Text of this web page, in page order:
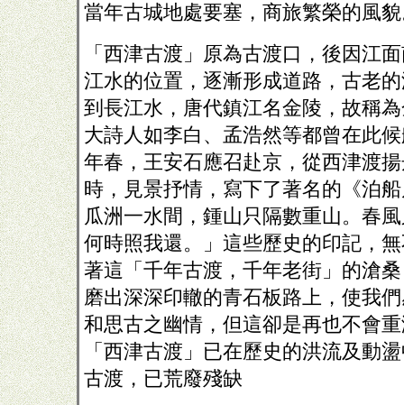
當年古城地處要塞，商旅繁榮的風
「西津古渡」原為古渡口，後因江
江水的位置，逐漸形成道路，古老
到長江水，唐代鎮江名金陵，故稱
大詩人如李白、孟浩然等都曾在此
年春，王安石應召赴京，從西津渡
時，見景抒情，寫下了著名的《泊
瓜洲一水間，鍾山只隔數重山。春
何時照我還。」這些歷史的印記，
著這「千年古渡，千年老街」的滄
磨出深深印轍的青石板路上，使我
和思古之幽情，但這卻是再也不會
「西津古渡」已在歷史的洪流及動
古渡，已荒廢殘缺